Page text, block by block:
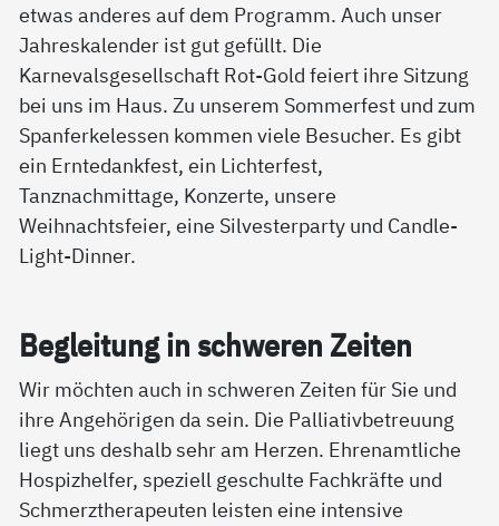
etwas anderes auf dem Programm. Auch unser
Jahreskalender ist gut gefüllt. Die
Karnevalsgesellschaft Rot-Gold feiert ihre Sitzung
bei uns im Haus. Zu unserem Sommerfest und zum
Spanferkelessen kommen viele Besucher. Es gibt
ein Erntedankfest, ein Lichterfest,
Tanznachmittage, Konzerte, unsere
Weihnachtsfeier, eine Silvesterparty und Candle-
Light-Dinner.
Be­g­lei­tung in schwe­ren Zei­ten
Wir möchten auch in schweren Zeiten für Sie und
ihre Angehörigen da sein. Die Palliativbetreuung
liegt uns deshalb sehr am Herzen. Ehrenamtliche
Hospizhelfer, speziell geschulte Fachkräfte und
Schmerztherapeuten leisten eine intensive